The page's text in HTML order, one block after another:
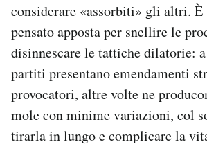
considerare «assorbiti» gli altri. È
pensato apposta per snellire le
disinnescare le tattiche dilatorie:
partiti presentano emendamenti
provocatori, altre volte ne
mole con minime variazioni, col
tirarla in lungo e complicare la